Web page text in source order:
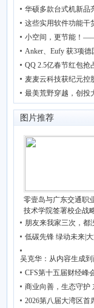
华硕多款台式机新品
这些实用软件功能干
小空间，更节能！
Anker、Eufy 获3项德
QQ 2.5亿春节红包抢
麦麦云科技获纪元控
最美荒野穿越，创投
图片推荐
零壹岛与广东交通职
技术学院签署校企战
朋友来我家三次，都
低碳先锋 绿动未来|
吴克华：从内容生成
CFS第十五届财经峰
商业向善，生态守护
2026第八届大湾区首